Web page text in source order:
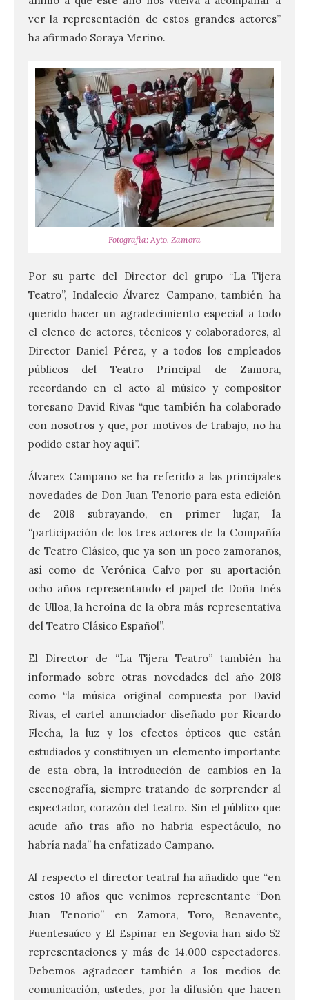
ver la representación de estos grandes actores”
ha afirmado Soraya Merino.
Fotografia: Ayto. Zamora
Por su parte del Director del grupo “La Tijera
Teatro”, Indalecio Álvarez Campano, también ha
querido hacer un agradecimiento especial a todo
el elenco de actores, técnicos y colaboradores, al
Director Daniel Pérez, y a todos los empleados
públicos del Teatro Principal de Zamora,
recordando en el acto al músico y compositor
toresano David Rivas “que también ha colaborado
con nosotros y que, por motivos de trabajo, no ha
podido estar hoy aquí”.
Álvarez Campano se ha referido a las principales
novedades de Don Juan Tenorio para esta edición
de 2018 subrayando, en primer lugar, la
“participación de los tres actores de la Compañía
de Teatro Clásico, que ya son un poco zamoranos,
así como de Verónica Calvo por su aportación
ocho años representando el papel de Doña Inés
de Ulloa, la heroína de la obra más representativa
del Teatro Clásico Español”.
El Director de “La Tijera Teatro” también ha
informado sobre otras novedades del año 2018
como “la música original compuesta por David
Rivas, el cartel anunciador diseñado por Ricardo
Flecha, la luz y los efectos ópticos que están
estudiados y constituyen un elemento importante
de esta obra, la introducción de cambios en la
escenografía, siempre tratando de sorprender al
espectador, corazón del teatro. Sin el público que
acude año tras año no habría espectáculo, no
habría nada” ha enfatizado Campano.
Al respecto el director teatral ha añadido que “en
estos 10 años que venimos representante “Don
Juan Tenorio” en Zamora, Toro, Benavente,
Fuentesaúco y El Espinar en Segovia han sido 52
representaciones y más de 14.000 espectadores.
Debemos agradecer también a los medios de
comunicación, ustedes, por la difusión que hacen